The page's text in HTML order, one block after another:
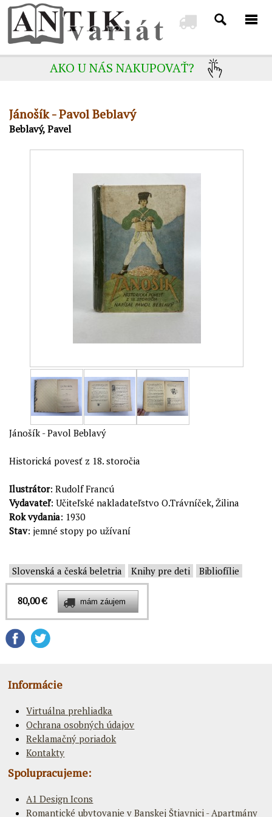
AKO U NÁS NAKUPOVAŤ?
Jánošík - Pavol Beblavý
Beblavý, Pavel
Jánošík - Pavol Beblavý
Historická povesť z 18. storočia
Ilustrátor: Rudolf Francú
Vydavateľ: Učiteľské nakladateľstvo O.Trávníček, Žilina
Rok vydania: 1930
Stav: jemné stopy po užívaní
Slovenská a česká beletria Knihy pre deti Bibliofílie
80,00 €
Informácie
Virtuálna prehliadka
Ochrana osobných údajov
Reklamačný poriadok
Kontakty
Spolupracujeme:
A1 Design Icons
Romantické ubytovanie v Banskej Štiavnici - Apartmány